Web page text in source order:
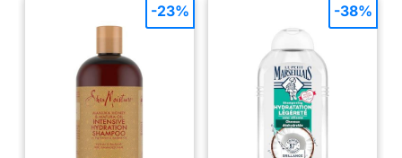
-23% -38%